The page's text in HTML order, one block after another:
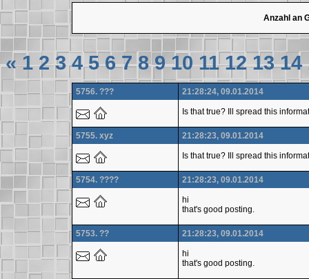
Anzahl an
« 1 2 3 4 5 6 7 8 9 10 11 12 13 14
5756. ??? 21:28:24, 09.01.2014
Is that true? Ill spread this
5755. xyz 21:28:23, 09.01.2014
Is that true? Ill spread this
5754. ???? 21:28:23, 09.01.2014
hi
that's good posting.
5753. ?? 21:28:23, 09.01.2014
hi
that's good posting.